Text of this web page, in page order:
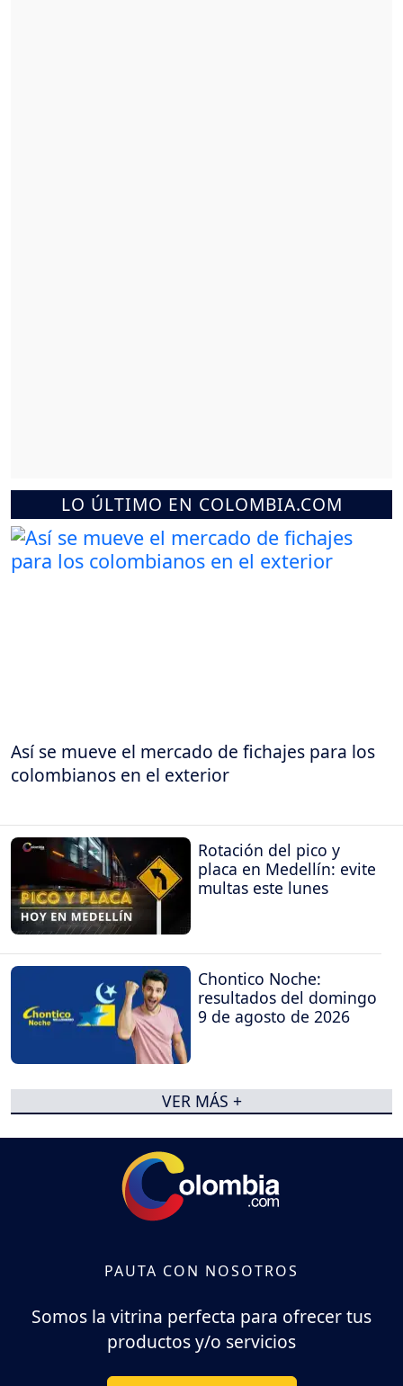
LO ÚLTIMO EN COLOMBIA.COM
Así se mueve el mercado de fichajes para los
colombianos en el exterior
Rotación del pico y
placa en Medellín: evite
multas este lunes
Chontico Noche:
resultados del domingo
9 de agosto de 2026
VER MÁS +
PAUTA CON NOSOTROS
Somos la vitrina perfecta para ofrecer tus
productos y/o servicios